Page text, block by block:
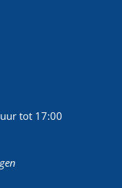
tot 17:00